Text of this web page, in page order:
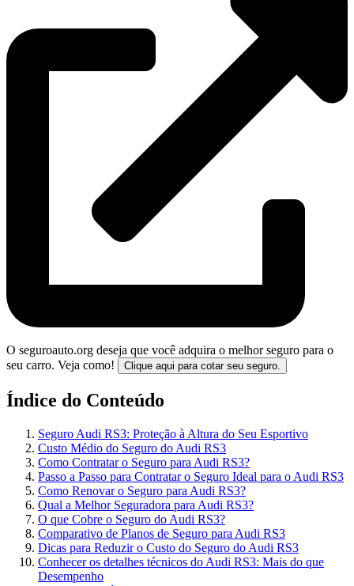
O seguroauto.org deseja que você adquira o melhor seguro para o
seu carro. Veja como!
Clique aqui para cotar seu seguro.
Índice do Conteúdo
Seguro Audi RS3: Proteção à Altura do Seu Esportivo
Custo Médio do Seguro do Audi RS3
Como Contratar o Seguro para Audi RS3?
Passo a Passo para Contratar o Seguro Ideal para o Audi RS3
Como Renovar o Seguro para Audi RS3?
Qual a Melhor Seguradora para Audi RS3?
O que Cobre o Seguro do Audi RS3?
Comparativo de Planos de Seguro para Audi RS3
Dicas para Reduzir o Custo do Seguro do Audi RS3
Conhecer os detalhes técnicos do Audi RS3: Mais do que
Desempenho